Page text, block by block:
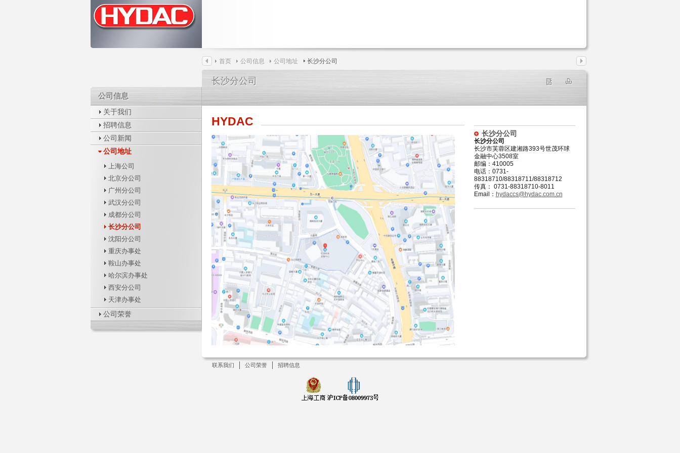
首页 公司信息 公司地址 长沙分公司
公司信息
公司信息
关于我们
招聘信息
公司新闻
公司地址
上海公司
北京分公司
广州分公司
武汉分公司
成都分公司
长沙分公司
沈阳分公司
重庆办事处
鞍山办事处
哈尔滨办事处
西安分公司
天津办事处
公司荣誉
长沙分公司
长沙分公司
HYDAC
长沙分公司
长沙分公司
长沙市芙蓉区建湘路393号世茂环球
金融中心3508室
邮编：410005
电话：0731-
88318710/88318711/88318712
传真： 0731-88318710-8011
Email： hydaccs@hydac.com.cn
联系我们 公司荣誉 招聘信息